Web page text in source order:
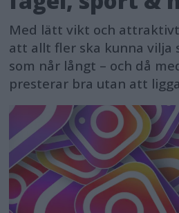
Med lätt vikt och
att allt fler ska kunna vilja
som når långt – och då
presterar bra utan att